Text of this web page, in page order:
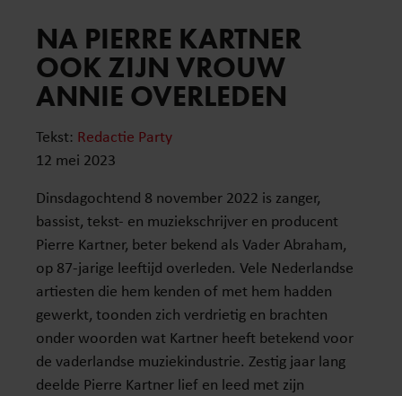
NA PIERRE KARTNER
OOK ZIJN VROUW
ANNIE OVERLEDEN
Tekst: Redactie Party
12 mei 2023
Dinsdagochtend 8 november 2022 is zanger,
bassist, tekst- en muziekschrijver en producent
Pierre Kartner, beter bekend als Vader Abraham,
op 87-jarige leeftijd overleden. Vele Nederlandse
artiesten die hem kenden of met hem hadden
gewerkt, toonden zich verdrietig en brachten
onder woorden wat Kartner heeft betekend voor
de vaderlandse muziekindustrie. Zestig jaar lang
deelde Pierre Kartner lief en leed met zijn